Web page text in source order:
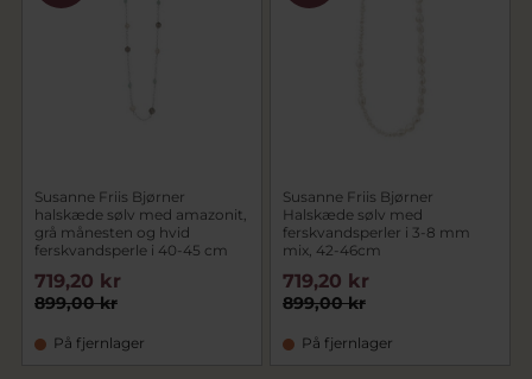
Susanne Friis Bjørner
halskæde sølv med amazonit,
grå månesten og hvid
ferskvandsperle i 40-45 cm
899,00 kr
719,20 kr
På fjernlager
Susanne Friis Bjørner
Halskæde sølv med
ferskvandsperler i 3-8 mm
mix, 42-46cm
899,00 kr
719,20 kr
På fjernlager